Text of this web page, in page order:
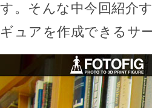
す。そんな中今回紹介
ギュアを作成できるサ